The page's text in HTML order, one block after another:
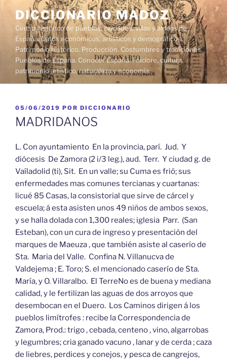
contenido
DICCIONARIO MADOZ
Censo histórico de pueblos, ciudades, villas y aldeas de
España. Datos económicos, artísticos y demográficos.
Patrimonio histórico. Producción. Costumbres y tradiciones.
Pueblos de España. Conocer España. Folclore, cultura,
patrimonio artístico, naturaleza y economía.
PUBLICADO
EL
05/06/2019 POR DICCIONARIO
MADRIDANOS
L. Con ayuntamiento En la provincia, parí. Jud. Y
diócesis De Zamora (2 i/3 leg.), aud. Terr. Y ciudad g. de
Vaíladolid (ti), Sit. En un valle; su Cuma es frió; sus
enfermedades mas comunes tercianas y cuartanas:
licué 85 Casas, la consistorial que sirve de cárcel y
escuela; á esta asisten unos 49 niños de ambos sexos,
y se halla dolada con 1,300 reales; iglesia Parr. (San
Esteban), con un cura de ingreso y presentación del
marques de Maeuza , que también asiste al caserío de
Sta. Maria del Valle. Confina N. Villanucva de
Valdejema ; E. Toro; S. el mencionado caserío de Sta.
María, y O. Villaralbo. El TerreNo es de buena y mediana
calidad, y le fertilizan las aguas de dos arroyos que
desembocan en el Duero. Los Caminos dirigen á los
pueblos limítrofes : recibe la Correspondencia de
Zamora, Prod.: trigo , cebada, centeno , vino, algarrobas
y legumbres; cria ganado vacuno , lanar y de cerda ; caza
de liebres, perdices y conejos, y pesca de cangrejos,